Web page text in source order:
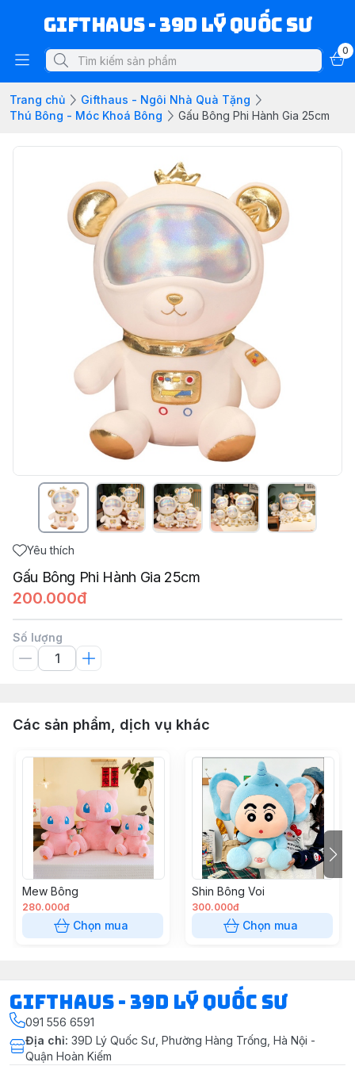
Gifthaus - 39D Lý Quốc Sư
0
Trang chủ
Gifthaus - Ngôi Nhà Quà Tặng
Thú Bông - Móc Khoá Bông
Gấu Bông Phi Hành Gia 25cm
Yêu thích
Gấu Bông Phi Hành Gia 25cm
200.000đ
Số lượng
Các sản phẩm, dịch vụ khác
Mew Bông
280.000đ
Chọn mua
Shin Bông Voi
300.000đ
Chọn mua
Gifthaus - 39D Lý Quốc Sư
091 556 6591
Địa chỉ: 39D Lý Quốc Sư, Phường Hàng Trống, Hà Nội -
Quận Hoàn Kiếm